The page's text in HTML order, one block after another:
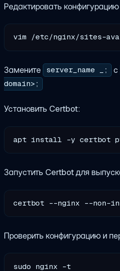
Редактировать
Замените server_name _; с
domain>;
Установить Certbot:
Запустить Certbot для
Проверить конфигурацию и
sudo nginx -t